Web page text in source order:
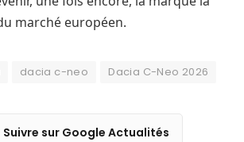
marché européen.
dacia c-neo Dacia C-Neo 2026
Suivre sur Google Actualités